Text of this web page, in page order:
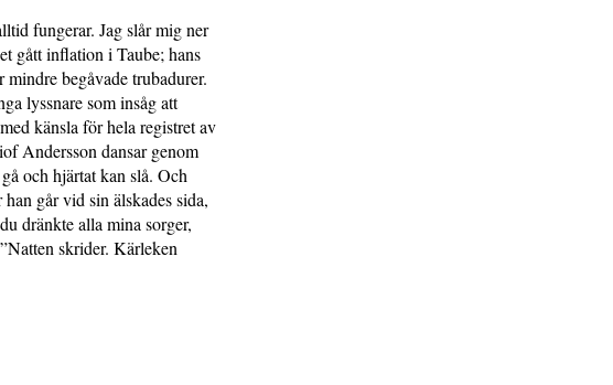
fungerar. Jag slår mig ner
gått inflation i Taube; hans
begåvade trubadurer.
lyssnare som insåg att
känsla för hela registret av
Andersson dansar genom
och hjärtat kan slå. Och
går vid sin älskades sida,
dränkte alla mina sorger,
skrider. Kärleken